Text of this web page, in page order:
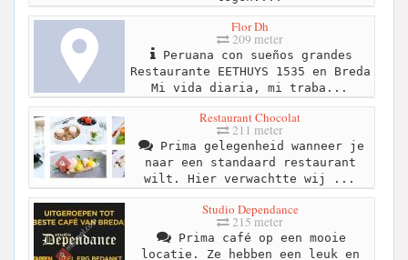
Flor Dh
209 meter
Peruana con sueños grandes
Restaurante EETHUYS 1535 en Breda
Mi vida diaria, mi traba...
Restaurant Chocolat
211 meter
Prima gelegenheid wanneer je
naar een standaard restaurant
wilt. Hier verwachtte wij ...
Studio Dependance
215 meter
Prima café op een mooie
locatie. Ze hebben een leuk en